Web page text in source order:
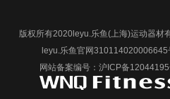
版权所有2020leyu.乐鱼(上海)运动器材
leyu.乐鱼官网310114020006645
网站备案编号：沪ICP备